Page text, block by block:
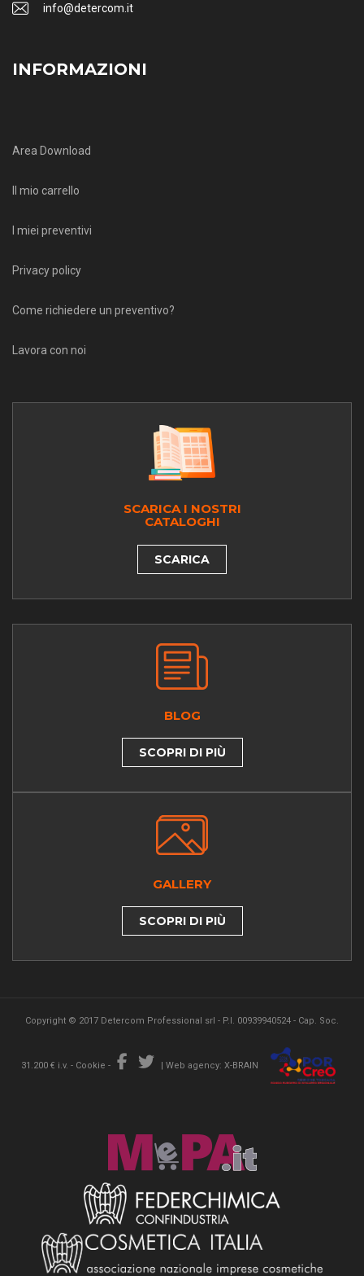
info@detercom.it
INFORMAZIONI
Area Download
Il mio carrello
I miei preventivi
Privacy policy
Come richiedere un preventivo?
Lavora con noi
SCARICA I NOSTRI
CATALOGHI
SCARICA
BLOG
SCOPRI DI PIÙ
GALLERY
SCOPRI DI PIÙ
Copyright © 2017 Detercom Professional srl - P.I. 00939940524 - Cap. Soc.
31.200 € i.v. - Cookie - | Web agency: X-BRAIN